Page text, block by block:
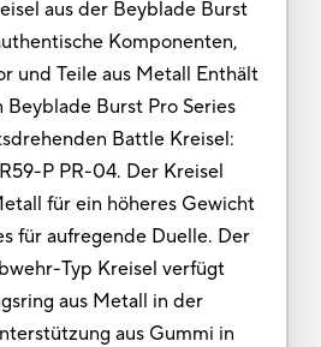
aus der Beyblade Burst
Komponenten,
und Teile aus Metall Enthält
Beyblade Burst Pro Series
Battle Kreisel:
P PR-04. Der Kreisel
für ein höheres Gewicht
für aufregende Duelle. Der
Typ Kreisel verfügt
aus Metall in der
aus Gummi in